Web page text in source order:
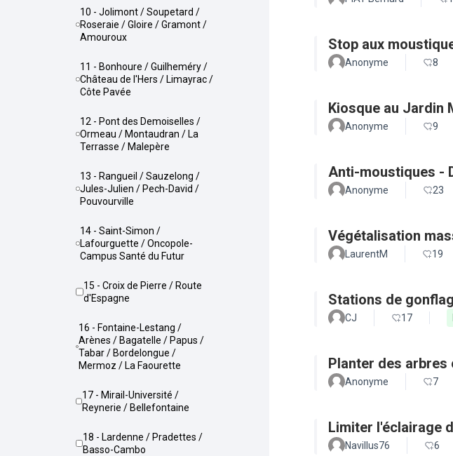
10 - Jolimont / Soupetard /
Roseraie / Gloire / Gramont /
Amouroux
11 - Bonhoure / Guilheméry /
Château de l'Hers / Limayrac /
Côte Pavée
12 - Pont des Demoiselles /
Ormeau / Montaudran / La
Terrasse / Malepère
13 - Rangueil / Sauzelong /
Jules-Julien / Pech-David /
Pouvourville
14 - Saint-Simon /
Lafourguette / Oncopole-
Campus Santé du Futur
15 - Croix de Pierre / Route
d'Espagne
16 - Fontaine-Lestang /
Arènes / Bagatelle / Papus /
Tabar / Bordelongue /
Mermoz / La Faourette
17 - Mirail-Université /
Reynerie / Bellefontaine
18 - Lardenne / Pradettes /
Basso-Cambo
Stop aux
Anonyme 8
Kiosque au Jardin
Anonyme 9
Anti-moustiques -
Anonyme 23
Végétalisation
LaurentM 19
Stations de
CJ 17
Planter des
Anonyme 7
Limiter l'éclairage
Navillus76 6